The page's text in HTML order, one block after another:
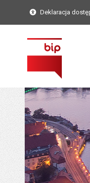
Deklaracja